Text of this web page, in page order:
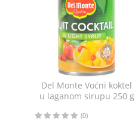
Del Monte Voćni koktel
u laganom sirupu 250 g
(0)